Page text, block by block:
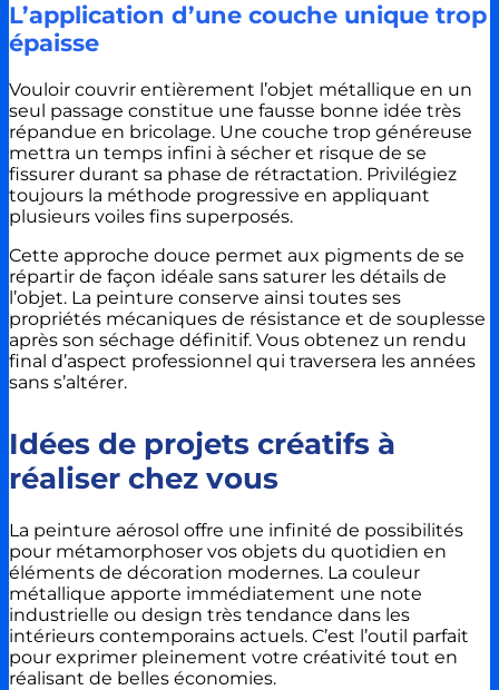
L’application d’une couche unique trop
épaisse
Vouloir couvrir entièrement l’objet métallique en un
seul passage constitue une fausse bonne idée très
répandue en bricolage. Une couche trop généreuse
mettra un temps infini à sécher et risque de se
fissurer durant sa phase de rétractation. Privilégiez
toujours la méthode progressive en appliquant
plusieurs voiles fins superposés.
Cette approche douce permet aux pigments de se
répartir de façon idéale sans saturer les détails de
l’objet. La peinture conserve ainsi toutes ses
propriétés mécaniques de résistance et de souplesse
après son séchage définitif. Vous obtenez un rendu
final d’aspect professionnel qui traversera les années
sans s’altérer.
Idées de projets créatifs à
réaliser chez vous
La peinture aérosol offre une infinité de possibilités
pour métamorphoser vos objets du quotidien en
éléments de décoration modernes. La couleur
métallique apporte immédiatement une note
industrielle ou design très tendance dans les
intérieurs contemporains actuels. C’est l’outil parfait
pour exprimer pleinement votre créativité tout en
réalisant de belles économies.